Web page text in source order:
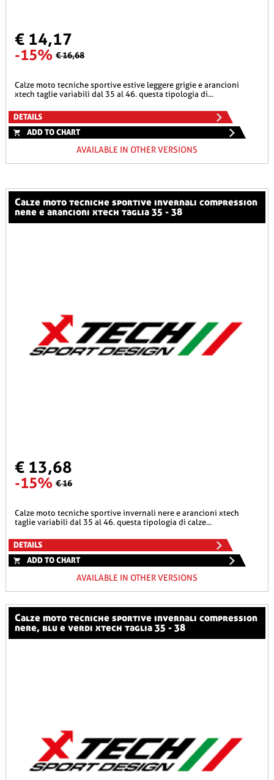
€ 14,17
-15% € 16,68
calze moto tecniche sportive estive leggere grigie e arancioni
xtech taglie variabili dal 35 al 46. questa tipologia di...
DETAILS
ADD TO CHART
AVAILABLE IN OTHER VERSIONS
calze moto tecniche sportive invernali compression
nere e arancioni xtech taglia 35 - 38
€ 13,68
-15% € 16
calze moto tecniche sportive invernali nere e arancioni xtech
taglie variabili dal 35 al 46. questa tipologia di calze...
DETAILS
ADD TO CHART
AVAILABLE IN OTHER VERSIONS
calze moto tecniche sportive invernali compression
nere, blu e verdi xtech taglia 35 - 38